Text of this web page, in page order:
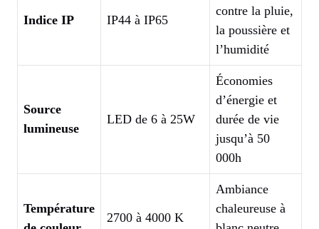
Indice IP IP44 à IP65
contre la pluie,
la poussière et
l’humidité
Source
lumineuse
LED de 6 à 25W
Économies
d’énergie et
durée de vie
jusqu’à 50
000h
Température
2700 à 4000 K
Ambiance
chaleureuse à